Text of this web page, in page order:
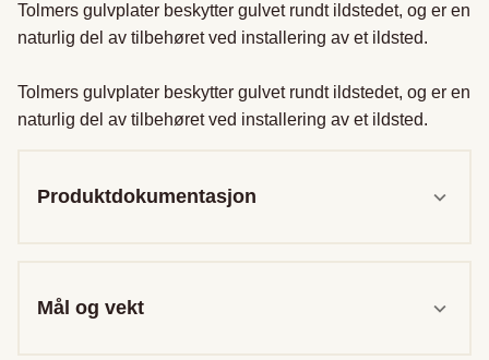
Tolmers gulvplater beskytter gulvet rundt ildstedet, og er en
naturlig del av tilbehøret ved installering av et ildsted.
Tolmers gulvplater beskytter gulvet rundt ildstedet, og er en
naturlig del av tilbehøret ved installering av et ildsted.
Produktdokumentasjon
Mål og vekt